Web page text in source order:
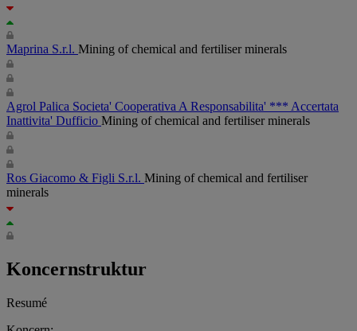
Maprina S.r.l. Mining of chemical and fertiliser minerals
Agrol Palica Societa' Cooperativa A Responsabilita' *** Accertata
Inattivita' Dufficio Mining of chemical and fertiliser minerals
Ros Giacomo & Figli S.r.l. Mining of chemical and fertiliser
minerals
Koncernstruktur
Resumé